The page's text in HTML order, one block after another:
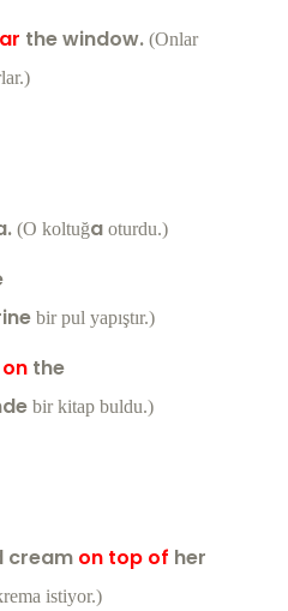
the window. (Onlar
(O koltuğa oturdu.)
bir pul yapıştır.)
on the
bir kitap buldu.)
cream on top of her
istiyor.)